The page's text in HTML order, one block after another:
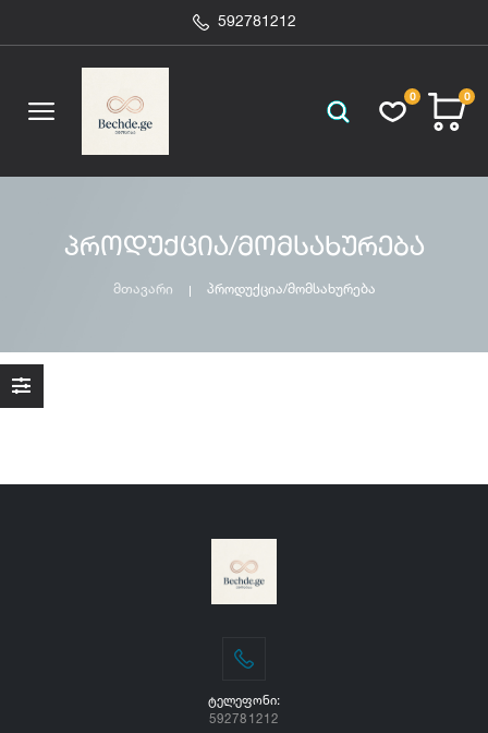
592781212
0 0
პროდუქცია/მომსახურება
მთავარი პროდუქცია/მომსახურება
ᲢᲔᲚᲔᲤᲝᲜᲘ:
592781212